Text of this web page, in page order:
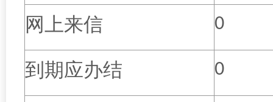
网上来信 0
到期应办结 0